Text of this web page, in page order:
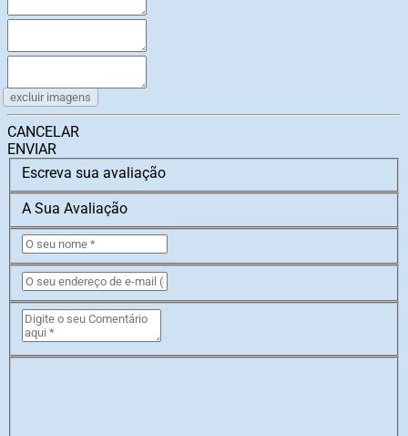
excluir imagens
CANCELAR
ENVIAR
Escreva sua avaliação
A Sua Avaliação